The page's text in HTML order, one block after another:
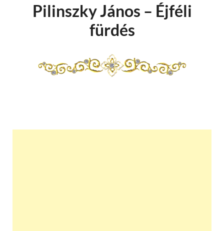
Pilinszky János – Éjféli
fürdés